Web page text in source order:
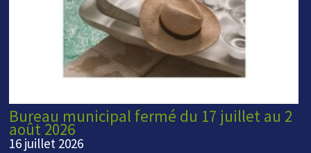
Bureau municipal fermé du 17 juillet au 2
août 2026
16 juillet 2026